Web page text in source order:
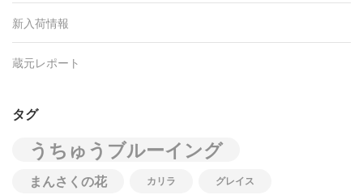
新入荷情報
蔵元レポート
タグ
うちゅうブルーイング
まんさくの花 カリラ グレイス